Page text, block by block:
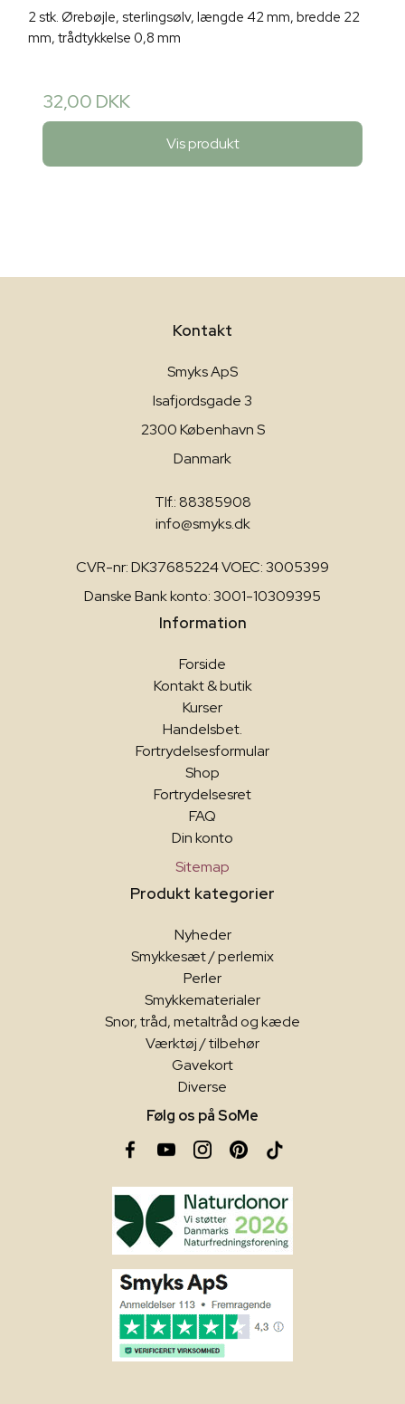
2 stk. Ørebøjle, sterlingsølv, længde 42 mm, bredde 22
mm, trådtykkelse 0,8 mm
32,00 DKK
Vis produkt
Kontakt
Smyks ApS
Isafjordsgade 3
2300 København S
Danmark
Tlf.: 88385908
info@smyks.dk
CVR-nr: DK37685224 VOEC: 3005399
Danske Bank konto: 3001-10309395
Information
Forside
Kontakt & butik
Kurser
Handelsbet.
Fortrydelsesformular
Shop
Fortrydelsesret
FAQ
Din konto
Sitemap
Produkt kategorier
Nyheder
Smykkesæt / perlemix
Perler
Smykkematerialer
Snor, tråd, metaltråd og kæde
Værktøj / tilbehør
Gavekort
Diverse
Følg os på SoMe